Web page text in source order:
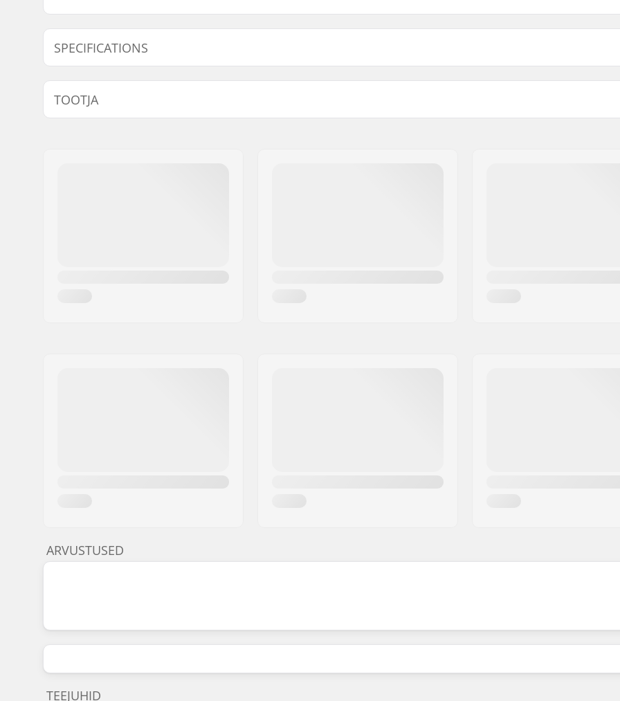
SPECIFICATIONS
Ratta läbimõõt:
110mm
Ratta kõvadus:
Laagrid:
Not included
Rattad pakendi kohta:
Laagri täpsus:
TOOTJA
ARVUSTUSED
TEEJUHID